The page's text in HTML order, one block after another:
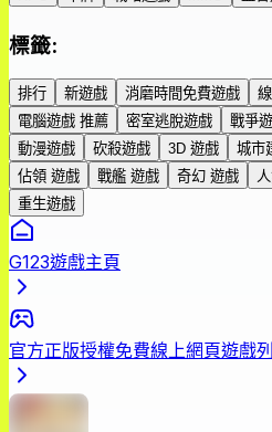
標籤:
排行 新遊戲 消磨時間免費遊戲
電腦遊戲 推薦
密室逃脫遊戲 戰爭
動漫遊戲
砍殺遊戲 3D 遊戲 城市
佔領 遊戲
戰艦 遊戲 奇幻 遊戲
重生遊戲
G123遊戲主頁
官方正版授權免費線上網頁遊戲